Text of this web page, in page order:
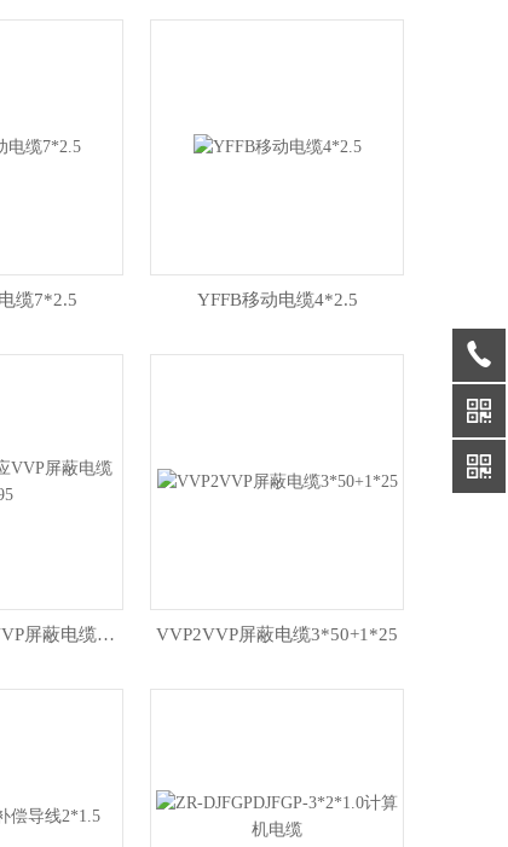
缆7*2.5 YFFB移动电缆4*2.5
VVP2厂家供应VVP屏蔽电缆2*95 VVP2VVP屏蔽电缆3*50+1*25